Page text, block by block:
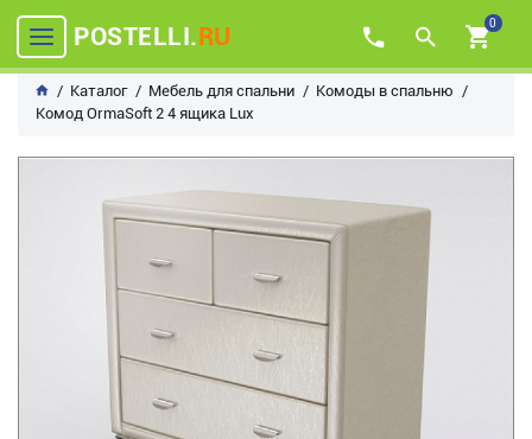
POSTELLI.RU 0
Каталог Мебель для спальни
Комоды в спальню
Комод OrmaSoft 2 4 ящика Lux